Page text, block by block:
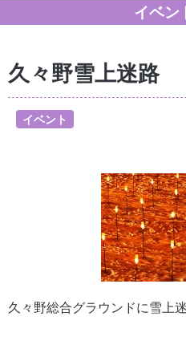
イベン
久々野雪上迷路
イベント
久々野総合グラウンドに雪上